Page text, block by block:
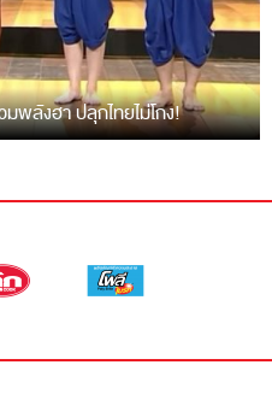
มพลังฮา ปลุกไทยไม่โกง!